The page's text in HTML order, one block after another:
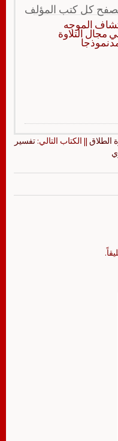
كل كتب المؤلف
الموجه
مجال التلاوة
الطلاق || الكتاب التالي: تفسير